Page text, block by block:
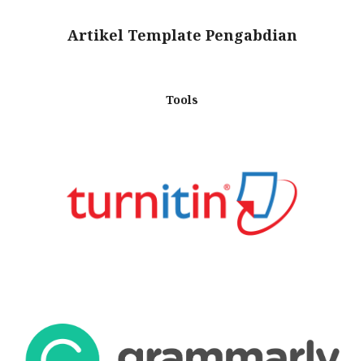
Artikel Template Pengabdian
Tools